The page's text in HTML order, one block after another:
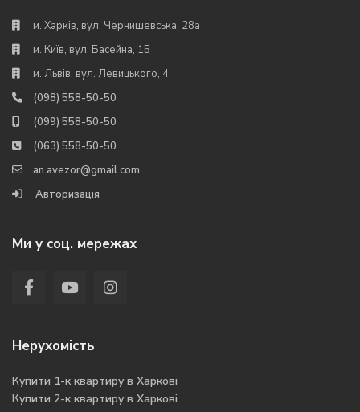
м. Харків, вул. Чернишевська, 28а
м. Київ, вул. Басейна, 15
м. Львів, вул. Левицького, 4
(098) 558-50-50
(099) 558-50-50
(063) 558-50-50
an.avezor@gmail.com
Авторизація
Ми у соц. мережах
Нерухомість
Купити 1-к квартиру в Харкові
Купити 2-к квартиру в Харкові